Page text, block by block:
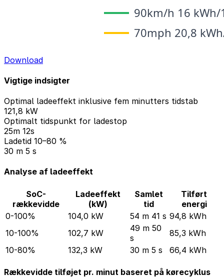
Download
Vigtige indsigter
Optimal ladeeffekt inklusive fem minutters tidstab
121,8 kW
Optimalt tidspunkt for ladestop
25m 12s
Ladetid 10–80 %
30 m 5 s
Analyse af ladeeffekt
SoC-
rækkevidde
Ladeeffekt
(kW)
Samlet
tid
Tilført
energi
0-100%
104,0 kW 54 m 41 s 94,8 kWh
10-100%
102,7 kW
49 m 50
s
85,3 kWh
10-80%
132,3 kW 30 m 5 s 66,4 kWh
Rækkevidde tilføjet pr. minut baseret på kørecyklus